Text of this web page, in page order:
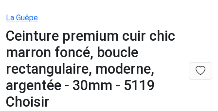
La Guêpe
Ceinture premium cuir chic
marron foncé, boucle
rectangulaire, moderne,
argentée - 30mm - 5119
Choisir